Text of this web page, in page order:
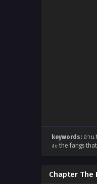
keywords: อ่าน
งะ the fangs
Chapter The